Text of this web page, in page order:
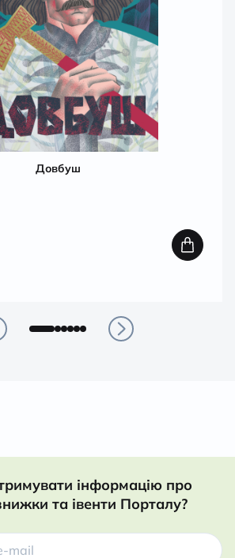
Довбуш
інформацію про
та івенти Порталу?